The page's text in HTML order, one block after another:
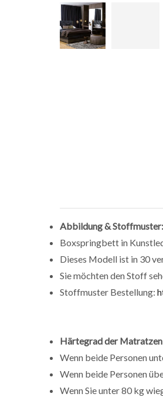
Abbildung & Stoffmuster:
Boxspringbett in
Dieses Modell ist in 30
Sie möchten den Stoff
Stoffmuster Bestellung:
Härtegrad der
Wenn beide Personen
Wenn beide Personen
Wenn Sie unter 80 kg